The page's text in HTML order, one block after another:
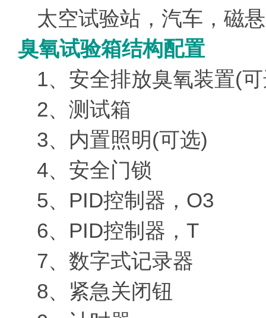
太空试验站，汽车，磁
臭氧试验箱结构配置
1、安全排放臭氧装置(
2、测试箱
3、内置照明(可选)
4、安全门锁
5、PID控制器，O3
6、PID控制器，T
7、数字式记录器
8、紧急关闭钮